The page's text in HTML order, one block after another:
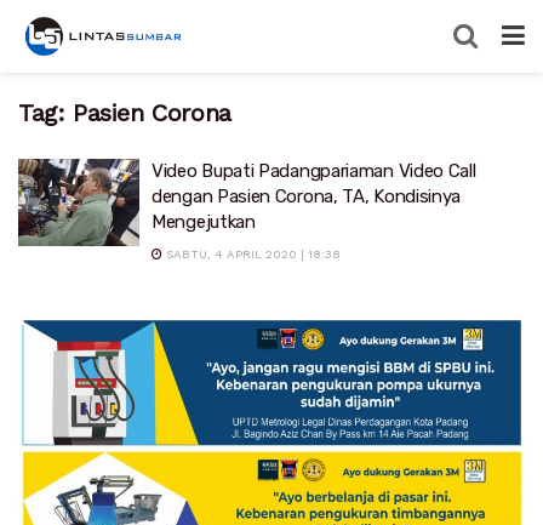
Tag: Pasien Corona
Video Bupati Padangpariaman Video Call
dengan Pasien Corona, TA, Kondisinya
Mengejutkan
SABTU, 4 APRIL 2020 | 18:38